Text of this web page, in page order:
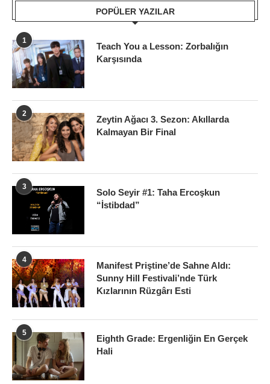
POPÜLER YAZILAR
1
Teach You a Lesson: Zorbalığın
Karşısında
2
Zeytin Ağacı 3. Sezon: Akıllarda
Kalmayan Bir Final
3
Solo Seyir #1: Taha Ercoşkun
“İstibdad”
4
Manifest Priştine’de Sahne Aldı:
Sunny Hill Festivali’nde Türk
Kızlarının Rüzgârı Esti
5
Eighth Grade: Ergenliğin En Gerçek
Hali